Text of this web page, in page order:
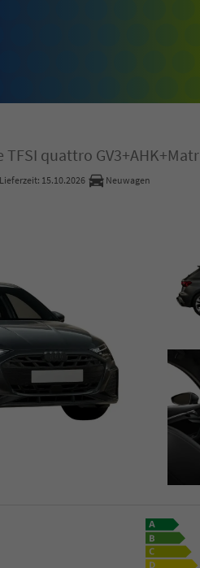
TFSI quattro
15.10.2026 Neuwagen